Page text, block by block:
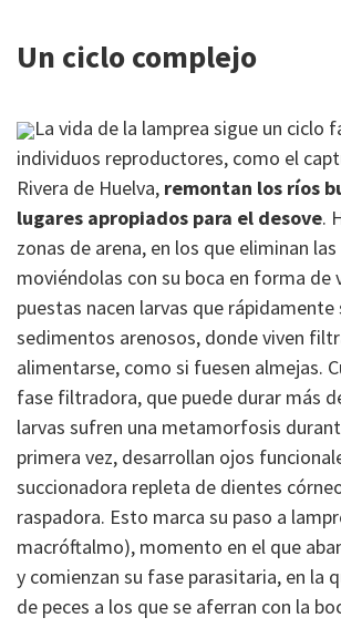
Un ciclo complejo
La vida de la lamprea sigue un ciclo
individuos reproductores, como el
Rivera de Huelva, remontan los ríos
lugares apropiados para el desove.
zonas de arena, en los que eliminan
moviéndolas con su boca en forma de
puestas nacen larvas que rápidamente
sedimentos arenosos, donde viven
alimentarse, como si fuesen almejas.
fase filtradora, que puede durar más
larvas sufren una metamorfosis
primera vez, desarrollan ojos
succionadora repleta de dientes
raspadora. Esto marca su paso a
macróftalmo), momento en el que
y comienzan su fase parasitaria, en la
de peces a los que se aferran con la